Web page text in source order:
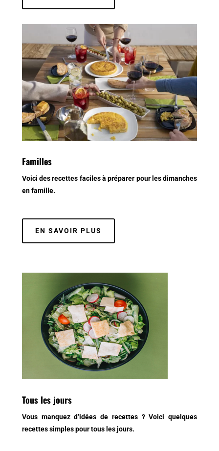
Familles
Voici des recettes faciles à préparer pour les dimanches
en famille.
EN SAVOIR PLUS
Tous les jours
Vous manquez d’idées de recettes ? Voici quelques
recettes simples pour tous les jours.